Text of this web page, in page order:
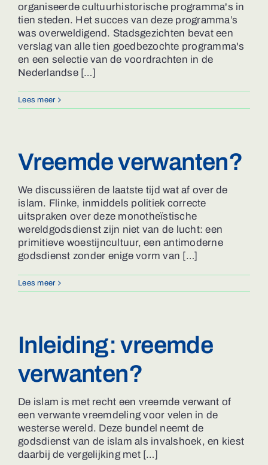
organiseerde cultuurhistorische programma's in
tien steden. Het succes van deze programma’s
was overweldigend. Stadsgezichten bevat een
verslag van alle tien goedbezochte programma's
en een selectie van de voordrachten in de
Nederlandse […]
Lees meer
Vreemde verwanten?
We discussiëren de laatste tijd wat af over de
islam. Flinke, inmiddels politiek correcte
uitspraken over deze monotheïstische
wereldgodsdienst zijn niet van de lucht: een
primitieve woestijncultuur, een antimoderne
godsdienst zonder enige vorm van […]
Lees meer
Inleiding: vreemde
verwanten?
De islam is met recht een vreemde verwant of
een verwante vreemdeling voor velen in de
westerse wereld. Deze bundel neemt de
godsdienst van de islam als invalshoek, en kiest
daarbij de vergelijking met […]